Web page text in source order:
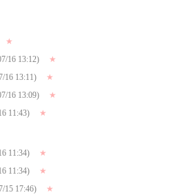
★
16 13:12) ★
16 13:11) ★
16 13:09) ★
11:43) ★
11:34) ★
11:34) ★
15 17:46) ★